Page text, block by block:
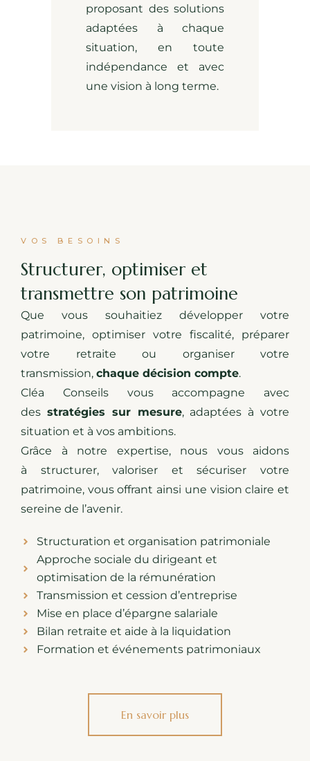
proposant des solutions
adaptées à chaque
situation, en toute
indépendance et avec
une vision à long terme.
VOS BESOINS
Structurer, optimiser et
transmettre son patrimoine
Que vous souhaitiez développer votre
patrimoine, optimiser votre fiscalité, préparer
votre retraite ou organiser votre
transmission, chaque décision compte.
Cléa Conseils vous accompagne avec
des stratégies sur mesure, adaptées à votre
situation et à vos ambitions.
Grâce à notre expertise, nous vous aidons
à structurer, valoriser et sécuriser votre
patrimoine, vous offrant ainsi une vision claire et
sereine de l’avenir.
Structuration et organisation patrimoniale
Approche sociale du dirigeant et
optimisation de la rémunération
Transmission et cession d’entreprise
Mise en place d’épargne salariale
Bilan retraite et aide à la liquidation
Formation et événements patrimoniaux
En savoir plus